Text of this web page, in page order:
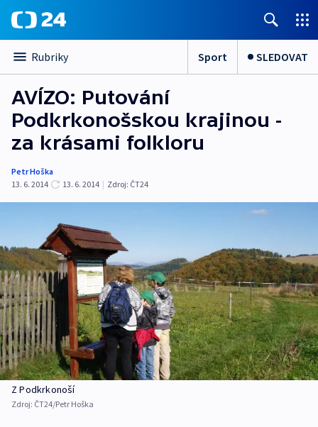
Rubriky Sport SLEDOVAT
AVÍZO: Putování
Podkrkonošskou krajinou -
za krásami folkloru
Petr Hoška
13. 6. 2014
13. 6. 2014 | Zdroj: ČT24
Z Podkrkonoší
Zdroj: ČT24/Petr Hoška